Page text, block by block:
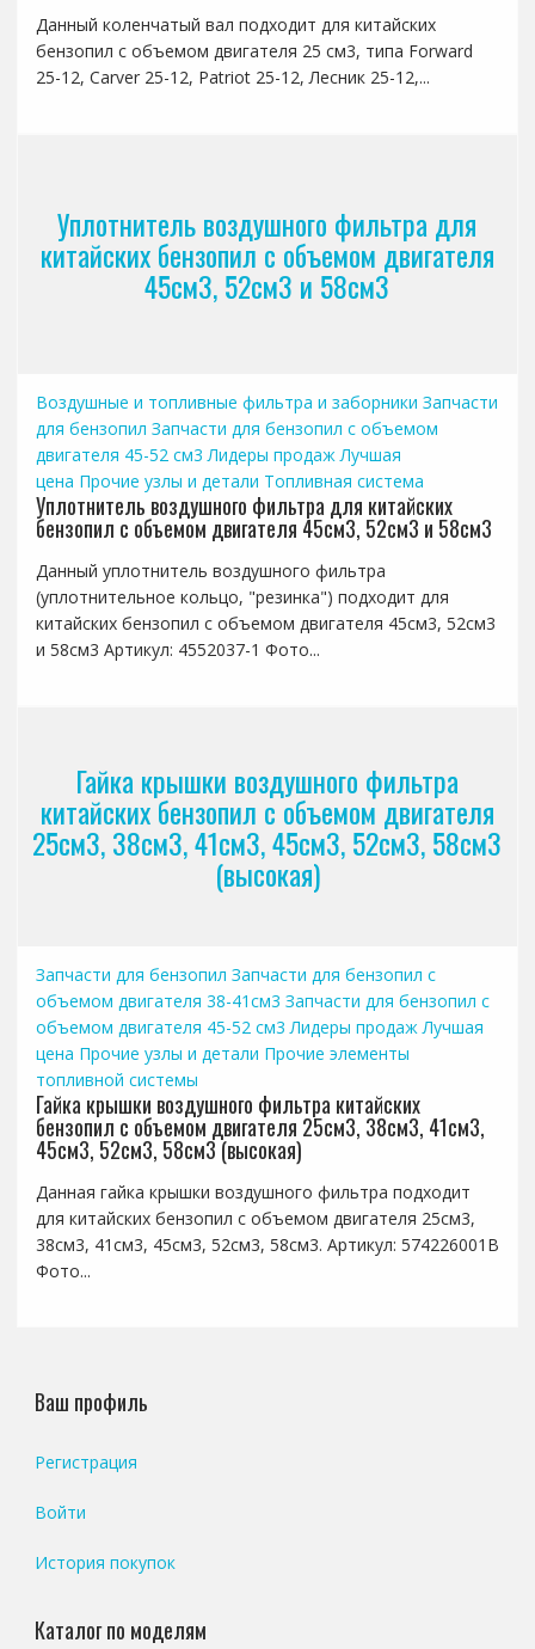
Данный коленчатый вал подходит для китайских
бензопил с объемом двигателя 25 см3, типа Forward
25-12, Carver 25-12, Patriot 25-12, Лесник 25-12,...
Уплотнитель воздушного фильтра для
китайских бензопил с объемом двигателя
45см3, 52см3 и 58см3
Воздушные и топливные фильтра и заборники Запчасти
для бензопил Запчасти для бензопил с объемом
двигателя 45-52 см3 Лидеры продаж Лучшая
цена Прочие узлы и детали Топливная система
Уплотнитель воздушного фильтра для китайских
бензопил с объемом двигателя 45см3, 52см3 и 58см3
Данный уплотнитель воздушного фильтра
(уплотнительное кольцо, "резинка") подходит для
китайских бензопил с объемом двигателя 45см3, 52см3
и 58см3 Артикул: 4552037-1 Фото...
Гайка крышки воздушного фильтра
китайских бензопил с объемом двигателя
25см3, 38см3, 41см3, 45см3, 52см3, 58см3
(высокая)
Запчасти для бензопил Запчасти для бензопил с
объемом двигателя 38-41см3 Запчасти для бензопил с
объемом двигателя 45-52 см3 Лидеры продаж Лучшая
цена Прочие узлы и детали Прочие элементы
топливной системы
Гайка крышки воздушного фильтра китайских
бензопил с объемом двигателя 25см3, 38см3, 41см3,
45см3, 52см3, 58см3 (высокая)
Данная гайка крышки воздушного фильтра подходит
для китайских бензопил с объемом двигателя 25см3,
38см3, 41см3, 45см3, 52см3, 58см3. Артикул: 574226001B
Фото...
Ваш профиль
Регистрация
Войти
История покупок
Каталог по моделям